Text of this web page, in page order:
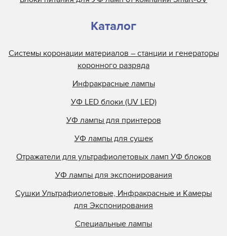
Каталог
Системы коронации материалов – станции и генераторы
коронного разряда
Инфракрасные лампы
УФ LED блоки (UV LED)
УФ лампы для принтеров
УФ лампы для сушек
Отражатели для ультрафиолетовых ламп УФ блоков
УФ лампы для экспонирования
Сушки Ультрафиолетовые, Инфракрасные и Камеры
для Экспонирования
Специальные лампы